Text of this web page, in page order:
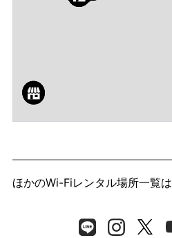
ほかのWi-Fiレンタル場所一覧は